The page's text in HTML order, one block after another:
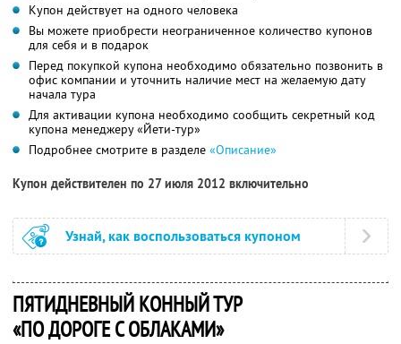
Купон действует на одного человека
Вы можете приобрести неограниченное количество купонов
для себя и в подарок
Перед покупкой купона необходимо обязательно позвонить в
офис компании и уточнить наличие мест на желаемую дату
начала тура
Для активации купона необходимо сообщить секретный код
купона менеджеру «Йети-тур»
Подробнее смотрите в разделе «Описание»
Купон действителен по 27 июля 2012 включительно
Узнай, как воспользоваться купоном
ПЯТИДНЕВНЫЙ КОННЫЙ ТУР
«ПО ДОРОГЕ С ОБЛАКАМИ»